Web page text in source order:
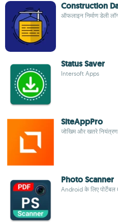
Construction
ऑफलाइन निर्माण डेली
Status Saver
Intersoft Apps
SiteAppPro
जोखिम और खतरे नियंत्रण
Photo Scanner
Android के लिए